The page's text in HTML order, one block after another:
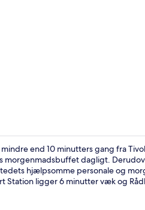
end 10 minutters gang fra
morgenmadsbuffet dagligt.
hjælpsomme personale og
Station ligger 6 minutter væk og